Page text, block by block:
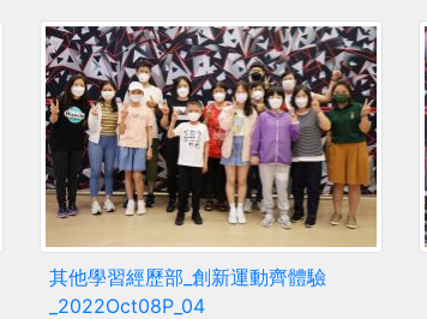
其他學習經歷部_創新運動齊體驗
_2022Oct08P_04